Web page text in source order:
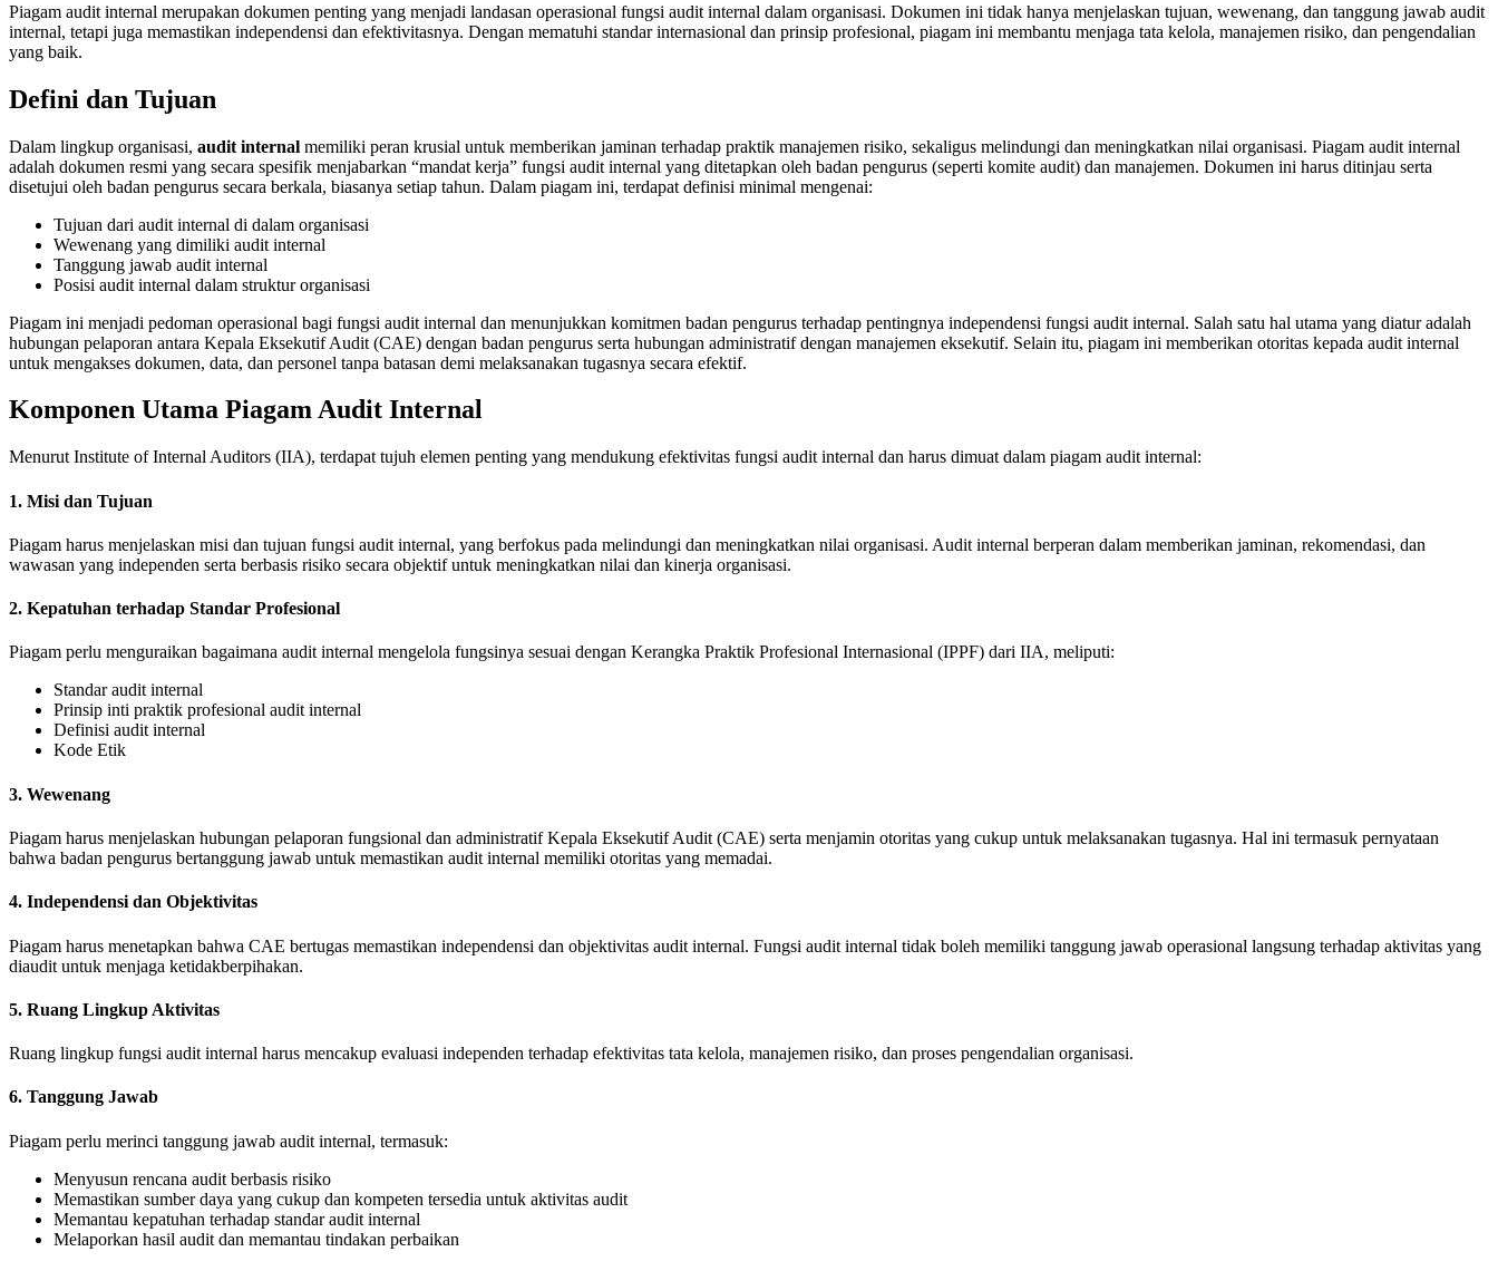
Piagam audit internal merupakan dokumen penting yang menjadi landasan operasional fungsi audit internal dalam organisasi. Dokumen ini tidak hanya menjelaskan tujuan, wewenang, dan tanggung jawab audit
internal, tetapi juga memastikan independensi dan efektivitasnya. Dengan mematuhi standar internasional dan prinsip profesional, piagam ini membantu menjaga tata kelola, manajemen risiko, dan pengendalian
yang baik.
Defini dan Tujuan
Dalam lingkup organisasi, audit internal memiliki peran krusial untuk memberikan jaminan terhadap praktik manajemen risiko, sekaligus melindungi dan meningkatkan nilai organisasi. Piagam audit internal
adalah dokumen resmi yang secara spesifik menjabarkan “mandat kerja” fungsi audit internal yang ditetapkan oleh badan pengurus (seperti komite audit) dan manajemen. Dokumen ini harus ditinjau serta
disetujui oleh badan pengurus secara berkala, biasanya setiap tahun. Dalam piagam ini, terdapat definisi minimal mengenai:
Tujuan dari audit internal di dalam organisasi
Wewenang yang dimiliki audit internal
Tanggung jawab audit internal
Posisi audit internal dalam struktur organisasi
Piagam ini menjadi pedoman operasional bagi fungsi audit internal dan menunjukkan komitmen badan pengurus terhadap pentingnya independensi fungsi audit internal. Salah satu hal utama yang diatur adalah
hubungan pelaporan antara Kepala Eksekutif Audit (CAE) dengan badan pengurus serta hubungan administratif dengan manajemen eksekutif. Selain itu, piagam ini memberikan otoritas kepada audit internal
untuk mengakses dokumen, data, dan personel tanpa batasan demi melaksanakan tugasnya secara efektif.
Komponen Utama Piagam Audit Internal
Menurut Institute of Internal Auditors (IIA), terdapat tujuh elemen penting yang mendukung efektivitas fungsi audit internal dan harus dimuat dalam piagam audit internal:
1. Misi dan Tujuan
Piagam harus menjelaskan misi dan tujuan fungsi audit internal, yang berfokus pada melindungi dan meningkatkan nilai organisasi. Audit internal berperan dalam memberikan jaminan, rekomendasi, dan
wawasan yang independen serta berbasis risiko secara objektif untuk meningkatkan nilai dan kinerja organisasi.
2. Kepatuhan terhadap Standar Profesional
Piagam perlu menguraikan bagaimana audit internal mengelola fungsinya sesuai dengan Kerangka Praktik Profesional Internasional (IPPF) dari IIA, meliputi:
Standar audit internal
Prinsip inti praktik profesional audit internal
Definisi audit internal
Kode Etik
3. Wewenang
Piagam harus menjelaskan hubungan pelaporan fungsional dan administratif Kepala Eksekutif Audit (CAE) serta menjamin otoritas yang cukup untuk melaksanakan tugasnya. Hal ini termasuk pernyataan
bahwa badan pengurus bertanggung jawab untuk memastikan audit internal memiliki otoritas yang memadai.
4. Independensi dan Objektivitas
Piagam harus menetapkan bahwa CAE bertugas memastikan independensi dan objektivitas audit internal. Fungsi audit internal tidak boleh memiliki tanggung jawab operasional langsung terhadap aktivitas yang
diaudit untuk menjaga ketidakberpihakan.
5. Ruang Lingkup Aktivitas
Ruang lingkup fungsi audit internal harus mencakup evaluasi independen terhadap efektivitas tata kelola, manajemen risiko, dan proses pengendalian organisasi.
6. Tanggung Jawab
Piagam perlu merinci tanggung jawab audit internal, termasuk:
Menyusun rencana audit berbasis risiko
Memastikan sumber daya yang cukup dan kompeten tersedia untuk aktivitas audit
Memantau kepatuhan terhadap standar audit internal
Melaporkan hasil audit dan memantau tindakan perbaikan